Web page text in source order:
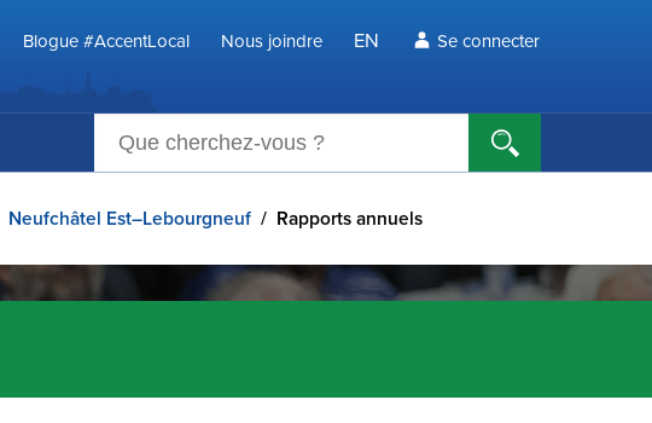
Blogue #AccentLocal Nous joindre EN Se connecter
Neufchâtel Est–Lebourgneuf / Rapports annuels